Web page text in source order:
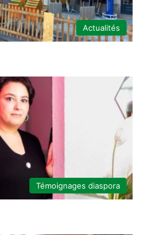
Actualités
Témoignages diaspora